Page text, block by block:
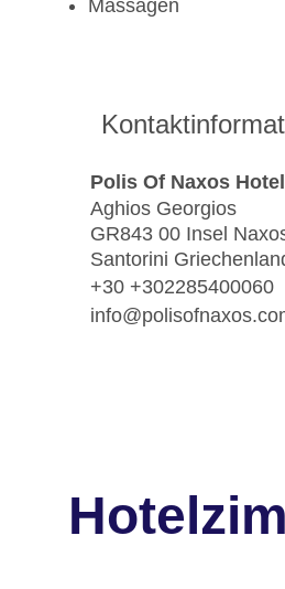
Massagen
Polis Of Naxos Hotel
Aghios Georgios
GR843 00 Insel
Santorini
+30 +302285400060